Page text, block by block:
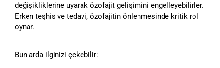
değişikliklerine uyarak özofajit gelişimini engelleyebilirler.
Erken teşhis ve tedavi, özofajitin önlenmesinde kritik rol
oynar.
Bunlarda ilginizi çekebilir: